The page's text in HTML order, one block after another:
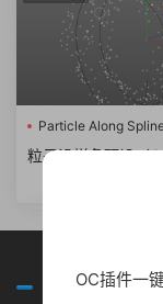
Particle Along
粒子沿样条预设（
关于我们
OC插件一